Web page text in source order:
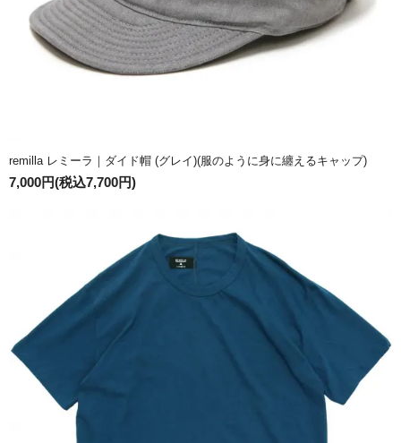
remilla レミーラ｜ダイド帽 (グレイ)(服のように身に纏えるキャップ)
7,000円(税込7,700円)